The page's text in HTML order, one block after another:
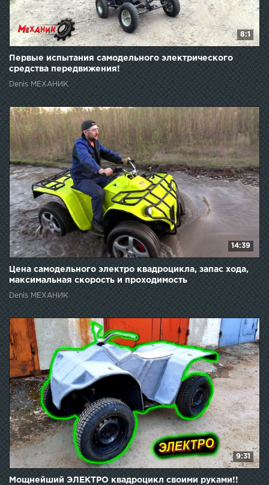
8:1
Первые испытания самодельного электрического
средства передвижения!
Denis МЕХАНИК
14:39
Цена самодельного электро квадроцикла, запас хода,
максимальная скорость и проходимость
Denis МЕХАНИК
9:31
Мощнейший ЭЛЕКТРО квадроцикл своими руками!!